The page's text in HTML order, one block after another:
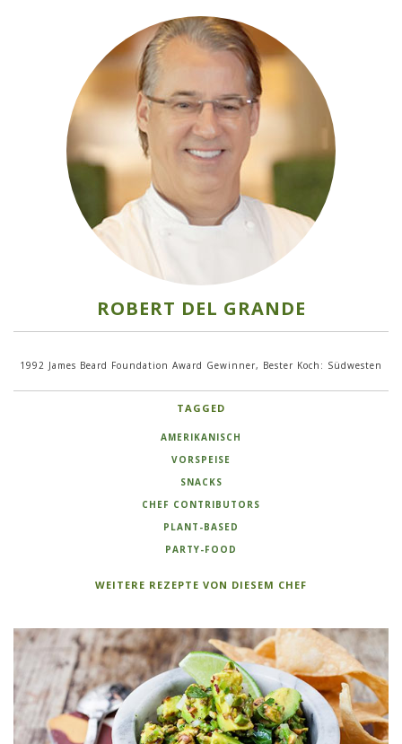
ROBERT DEL GRANDE
1992 James Beard Foundation Award Gewinner, Bester Koch: Südwesten
TAGGED
AMERIKANISCH
VORSPEISE
SNACKS
CHEF CONTRIBUTORS
PLANT-BASED
PARTY-FOOD
WEITERE REZEPTE VON DIESEM CHEF